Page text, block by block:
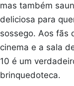
mas também
deliciosa para
sossego. Aos fãs
cinema e a sala
10 é um
brinquedoteca.